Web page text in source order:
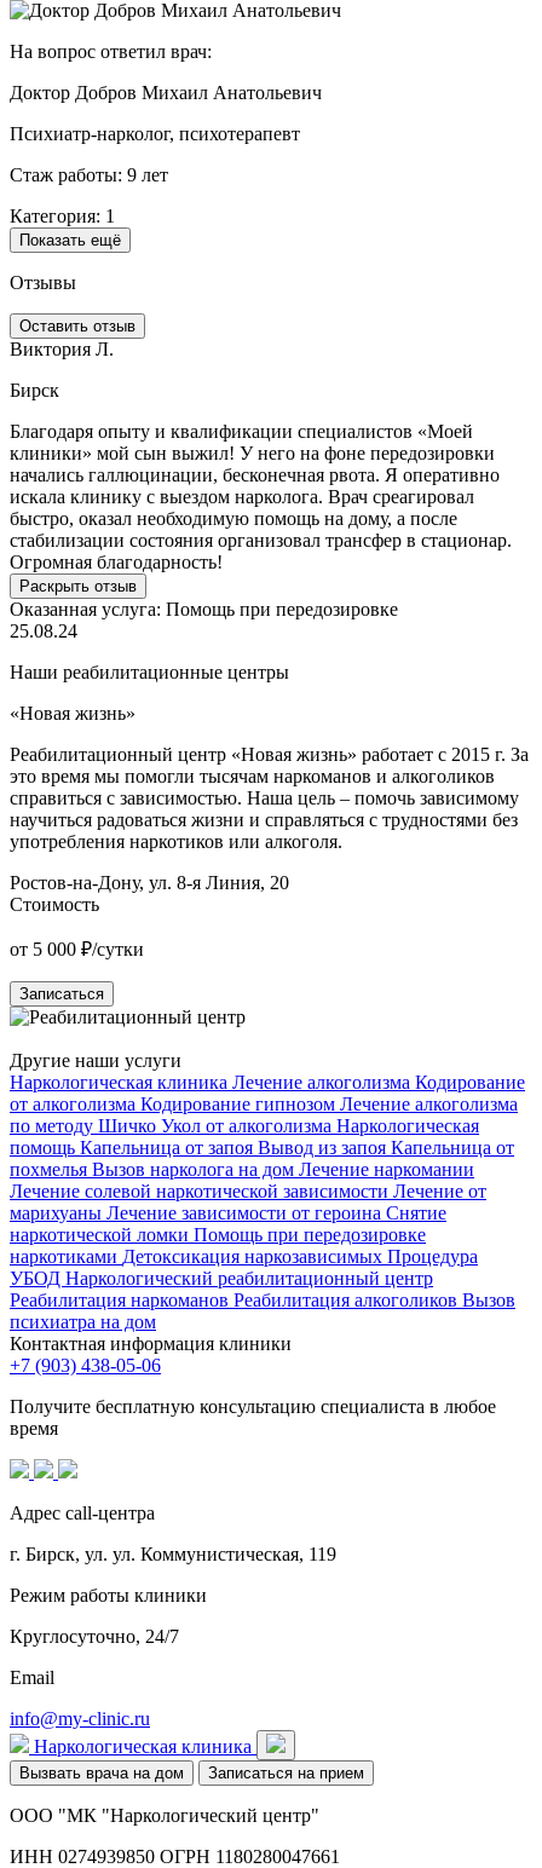
На вопрос ответил врач:
Доктор Добров Михаил Анатольевич
Психиатр-нарколог, психотерапевт
Стаж работы: 9 лет
Категория: 1
Показать ещё
Отзывы
Оставить отзыв
Виктория Л.
Бирск
Благодаря опыту и квалификации специалистов «Моей
клиники» мой сын выжил! У него на фоне передозировки
начались галлюцинации, бесконечная рвота. Я оперативно
искала клинику с выездом нарколога. Врач среагировал
быстро, оказал необходимую помощь на дому, а после
стабилизации состояния организовал трансфер в стационар.
Огромная благодарность!
Раскрыть отзыв
Оказанная услуга: Помощь при передозировке
25.08.24
Наши реабилитационные центры
«Новая жизнь»
Реабилитационный центр «Новая жизнь» работает с 2015 г. За
это время мы помогли тысячам наркоманов и алкоголиков
справиться с зависимостью. Наша цель – помочь зависимому
научиться радоваться жизни и справляться с трудностями без
употребления наркотиков или алкоголя.
Ростов-на-Дону, ул. 8-я Линия, 20
Стоимость
от 5 000 ₽/сутки
Записаться
Другие наши услуги
Наркологическая клиника Лечение алкоголизма Кодирование
от алкоголизма Кодирование гипнозом Лечение алкоголизма
по методу Шичко Укол от алкоголизма Наркологическая
помощь Капельница от запоя Вывод из запоя Капельница от
похмелья Вызов нарколога на дом Лечение наркомании
Лечение солевой наркотической зависимости Лечение от
марихуаны Лечение зависимости от героина Снятие
наркотической ломки Помощь при передозировке
наркотиками Детоксикация наркозависимых Процедура
УБОД Наркологический реабилитационный центр
Реабилитация наркоманов Реабилитация алкоголиков Вызов
психиатра на дом
Контактная информация клиники
+7 (903) 438-05-06
Получите бесплатную консультацию специалиста в любое
время
Адрес call-центра
г. Бирск, ул. ул. Коммунистическая, 119
Режим работы клиники
Круглосуточно, 24/7
Email
info@my-clinic.ru
Наркологическая клиника
Вызвать врача на дом Записаться на прием
ООО "МК "Наркологический центр"
ИНН 0274939850 ОГРН 1180280047661